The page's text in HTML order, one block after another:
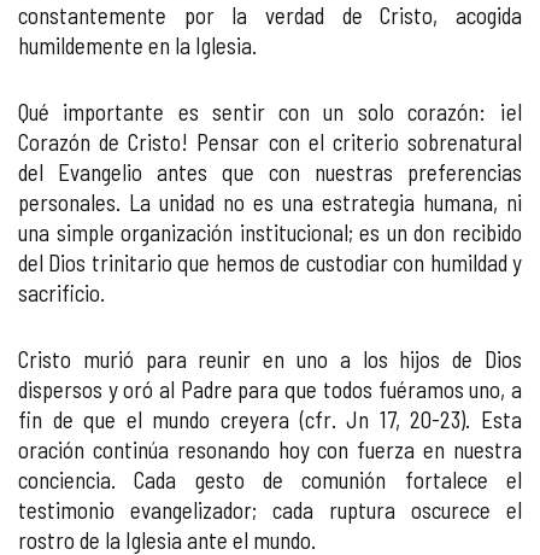
constantemente por la verdad de Cristo, acogida
humildemente en la Iglesia.
Qué importante es sentir con un solo corazón: ¡el
Corazón de Cristo! Pensar con el criterio sobrenatural
del Evangelio antes que con nuestras preferencias
personales. La unidad no es una estrategia humana, ni
una simple organización institucional; es un don recibido
del Dios trinitario que hemos de custodiar con humildad y
sacrificio.
Cristo murió para reunir en uno a los hijos de Dios
dispersos y oró al Padre para que todos fuéramos uno, a
fin de que el mundo creyera (cfr. Jn 17, 20-23). Esta
oración continúa resonando hoy con fuerza en nuestra
conciencia. Cada gesto de comunión fortalece el
testimonio evangelizador; cada ruptura oscurece el
rostro de la Iglesia ante el mundo.